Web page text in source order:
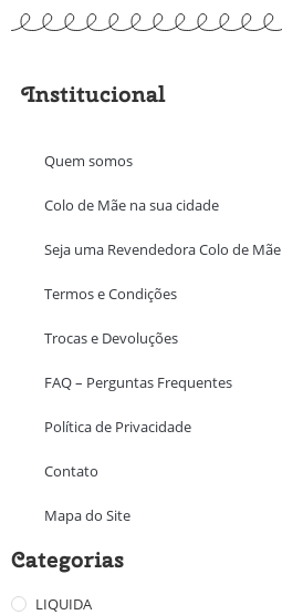
Institucional
Quem somos
Colo de Mãe na sua cidade
Seja uma Revendedora Colo de Mãe
Termos e Condições
Trocas e Devoluções
FAQ – Perguntas Frequentes
Política de Privacidade
Contato
Mapa do Site
Categorias
LIQUIDA